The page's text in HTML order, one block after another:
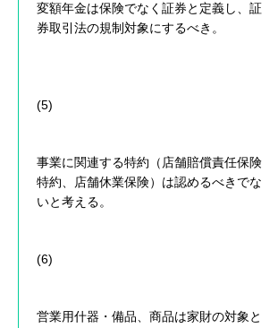
変額年金は保険でなく証券と定義し、証
券取引法の規制対象にするべき。
(5)
事業に関連する特約（店舗賠償責任保険
特約、店舗休業保険）は認めるべきでな
いと考える。
(6)
営業用什器・備品、商品は家財の対象と